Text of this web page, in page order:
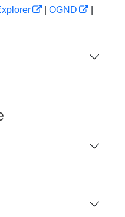
OGND